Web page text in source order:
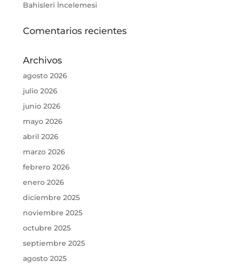
Bahisleri İncelemesi
Comentarios recientes
Archivos
agosto 2026
julio 2026
junio 2026
mayo 2026
abril 2026
marzo 2026
febrero 2026
enero 2026
diciembre 2025
noviembre 2025
octubre 2025
septiembre 2025
agosto 2025